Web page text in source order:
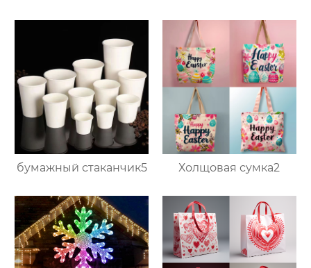
бумажный стаканчик5 Холщовая сумка2